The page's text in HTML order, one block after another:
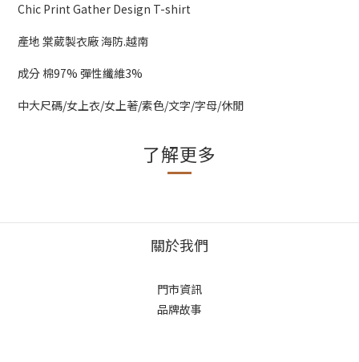
Chic Print Gather Design T-shirt
產地 棠葳製衣廠 海防.越南
成分 棉97% 彈性纖維3%
中大尺碼/女上衣/女上著/素色/文字/字母/休閒
了解更多
關於我們
門市資訊
品牌故事